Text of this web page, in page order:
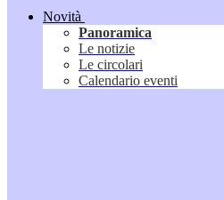
Novità
Panoramica
Le notizie
Le circolari
Calendario eventi